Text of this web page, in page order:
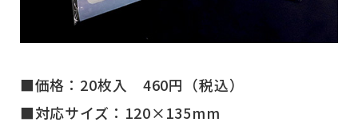
■価格：20枚入 460円（税込）
■対応サイズ：120×135mm